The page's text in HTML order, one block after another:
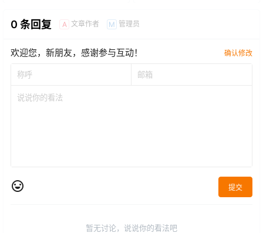
0 条回复 A 文章作者 M 管理员
欢迎您，新朋友，感谢参与互动！ 确认修改
提交
暂无讨论，说说你的看法吧